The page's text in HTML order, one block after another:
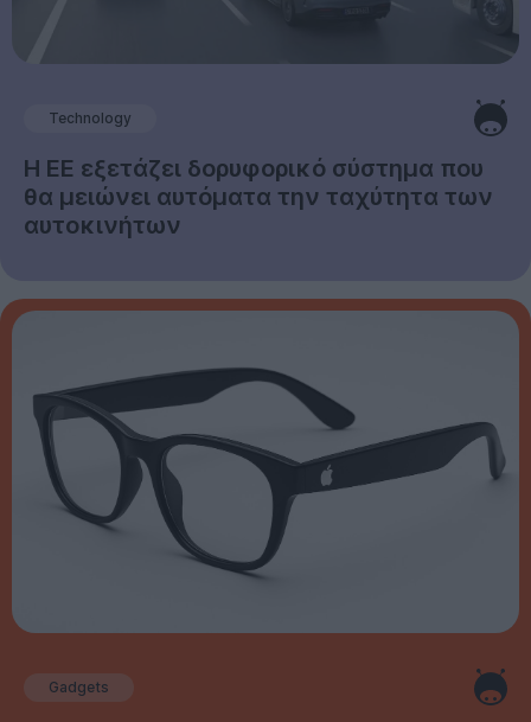
Technology
Η ΕΕ εξετάζει δορυφορικό σύστημα που
θα μειώνει αυτόματα την ταχύτητα των
αυτοκινήτων
Gadgets